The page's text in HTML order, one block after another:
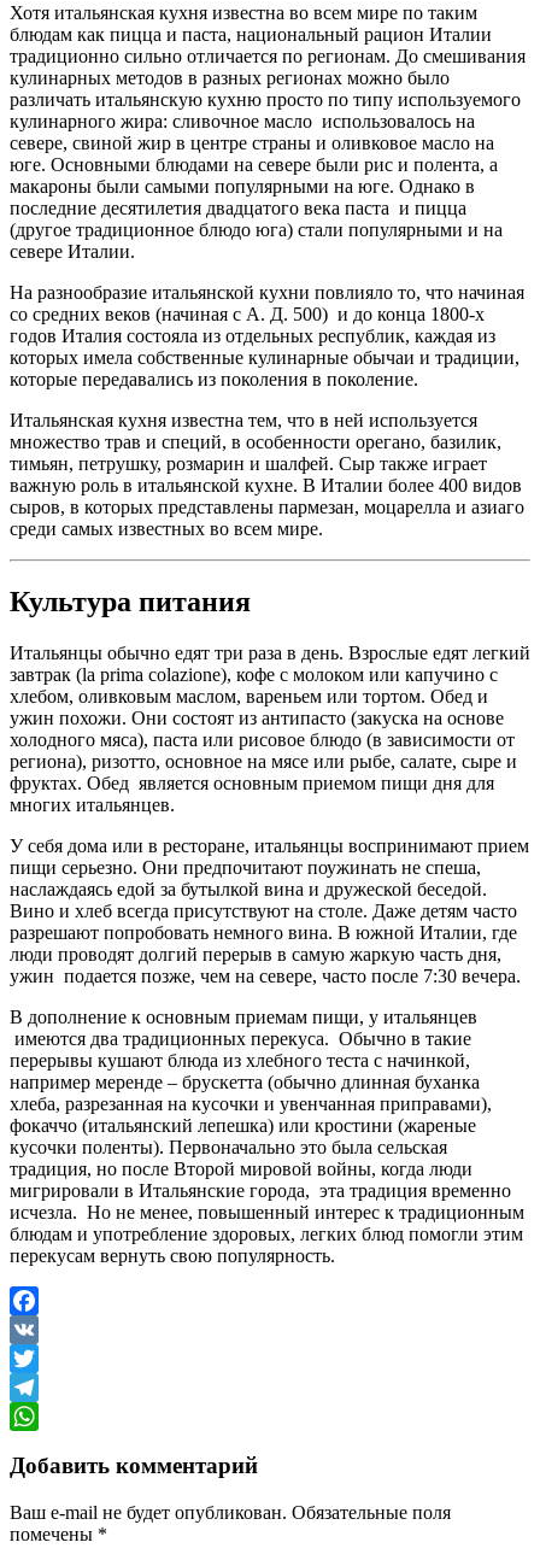
Хотя итальянская кухня известна во всем мире по таким
блюдам как пицца и паста, национальный рацион Италии
традиционно сильно отличается по регионам. До смешивания
кулинарных методов в разных регионах можно было
различать итальянскую кухню просто по типу используемого
кулинарного жира: сливочное масло использовалось на
севере, свиной жир в центре страны и оливковое масло на
юге. Основными блюдами на севере были рис и полента, а
макароны были самыми популярными на юге. Однако в
последние десятилетия двадцатого века паста и пицца
(другое традиционное блюдо юга) стали популярными и на
севере Италии.
На разнообразие итальянской кухни повлияло то, что начиная
со средних веков (начиная с А. Д. 500) и до конца 1800-х
годов Италия состояла из отдельных республик, каждая из
которых имела собственные кулинарные обычаи и традиции,
которые передавались из поколения в поколение.
Итальянская кухня известна тем, что в ней используется
множество трав и специй, в особенности орегано, базилик,
тимьян, петрушку, розмарин и шалфей. Сыр также играет
важную роль в итальянской кухне. В Италии более 400 видов
сыров, в которых представлены пармезан, моцарелла и азиаго
среди самых известных во всем мире.
Культура питания
Итальянцы обычно едят три раза в день. Взрослые едят легкий
завтрак (la prima colazione), кофе с молоком или капучино с
хлебом, оливковым маслом, вареньем или тортом. Обед и
ужин похожи. Они состоят из антипасто (закуска на основе
холодного мяса), паста или рисовое блюдо (в зависимости от
региона), ризотто, основное на мясе или рыбе, салате, сыре и
фруктах. Обед является основным приемом пищи дня для
многих итальянцев.
У себя дома или в ресторане, итальянцы воспринимают прием
пищи серьезно. Они предпочитают поужинать не спеша,
наслаждаясь едой за бутылкой вина и дружеской беседой.
Вино и хлеб всегда присутствуют на столе. Даже детям часто
разрешают попробовать немного вина. В южной Италии, где
люди проводят долгий перерыв в самую жаркую часть дня,
ужин подается позже, чем на севере, часто после 7:30 вечера.
В дополнение к основным приемам пищи, у итальянцев
имеются два традиционных перекуса. Обычно в такие
перерывы кушают блюда из хлебного теста с начинкой,
например меренде – брускетта (обычно длинная буханка
хлеба, разрезанная на кусочки и увенчанная приправами),
фокаччо (итальянский лепешка) или кростини (жареные
кусочки поленты). Первоначально это была сельская
традиция, но после Второй мировой войны, когда люди
мигрировали в Итальянские города, эта традиция временно
исчезла. Но не менее, повышенный интерес к традиционным
блюдам и употребление здоровых, легких блюд помогли этим
перекусам вернуть свою популярность.
Facebook
VK
Twitter
Telegram
Добавить комментарий
Ваш e-mail не будет опубликован. Обязательные поля
помечены *